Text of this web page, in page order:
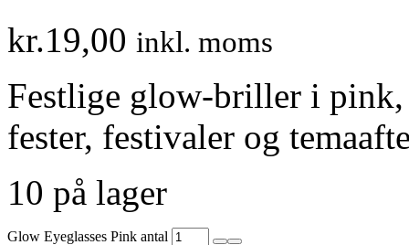
kr.19,00 inkl. moms
Festlige glow-briller i
fester, festivaler og
10 på lager
Glow Eyeglasses Pink antal